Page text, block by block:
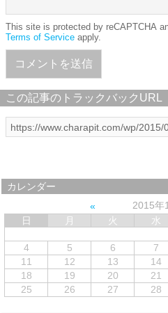
This site is protected by reCAPTCHA
Terms of Service apply.
この記事のトラックバックURL
カレンダー
2015年
日
月 火 水
4
5 6 7
11
12 13 14
18
19 20 21
25
26 27 28